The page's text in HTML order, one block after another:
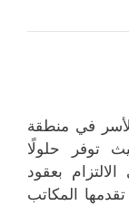
في منطقة
توفر حلولًا
بعقود
المكاتب